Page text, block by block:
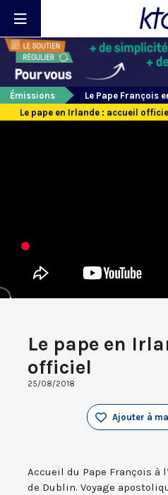
Émissions
Le Pape François
Le pape en Irlande : accueil officiel
Le pape en
officiel
25/08/2018
Ajouter à
Accueil du Pape François à
de Dublin. Voyage